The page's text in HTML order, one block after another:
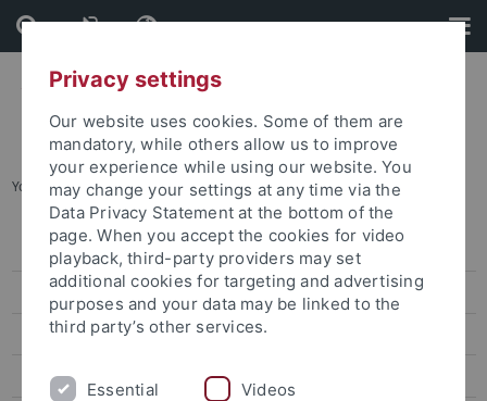
Skip
to
content
Skip
to
footer
You are here: Startseite ... Simon Grund
Aktuelles
Veröffentlichungen
Forschung
Qualifizierung und Gleichstellung
Privacy settings
Our website uses cookies. Some of them are
mandatory, while others allow us to improve
your experience while using our website. You
may change your settings at any time via the
Data Privacy Statement at the bottom of the
page. When you accept the cookies for video
playback, third-party providers may set
additional cookies for targeting and advertising
purposes and your data may be linked to the
third party’s other services.
Essential Videos